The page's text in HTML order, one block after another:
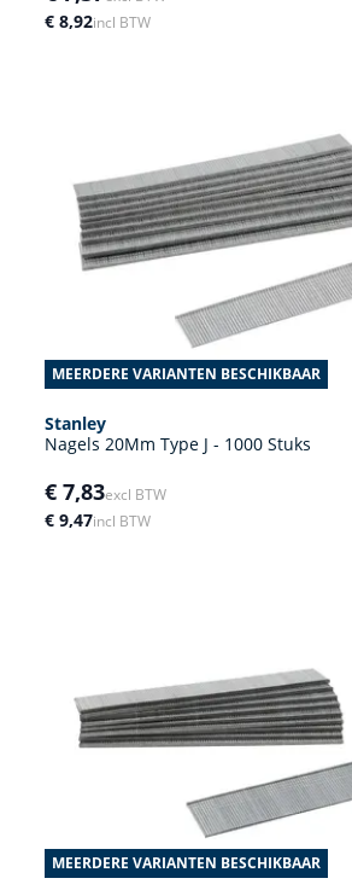
€ 8,92incl BTW
MEERDERE VARIANTEN BESCHIKBAAR
Stanley
Nagels 20Mm Type J - 1000 Stuks
€ 7,83excl BTW
€ 9,47incl BTW
MEERDERE VARIANTEN BESCHIKBAAR